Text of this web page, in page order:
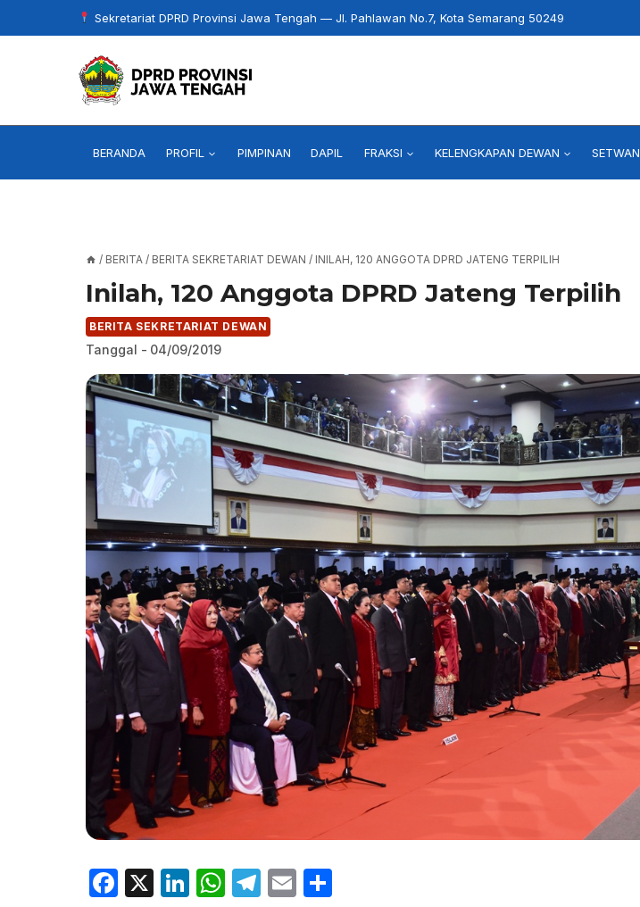
to
Sekretariat DPRD Provinsi Jawa Tengah — Jl. Pahlawan No.7, Kota Semarang 50249
BERANDA PROFIL PIMPINAN DAPIL FRAKSI KELENGKAPAN DEWAN SETWAN
/ BERITA / BERITA SEKRETARIAT DEWAN / INILAH, 120 ANGGOTA DPRD JATENG TERPILIH
Inilah, 120 Anggota DPRD Jateng Terpilih
BERITA SEKRETARIAT DEWAN
Tanggal - 04/09/2019
F
X
Li W T
E